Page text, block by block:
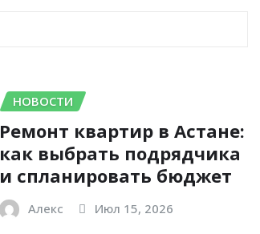
НОВОСТИ
Ремонт квартир в Астане:
как выбрать подрядчика
и спланировать бюджет
Алекс Июл 15, 2026